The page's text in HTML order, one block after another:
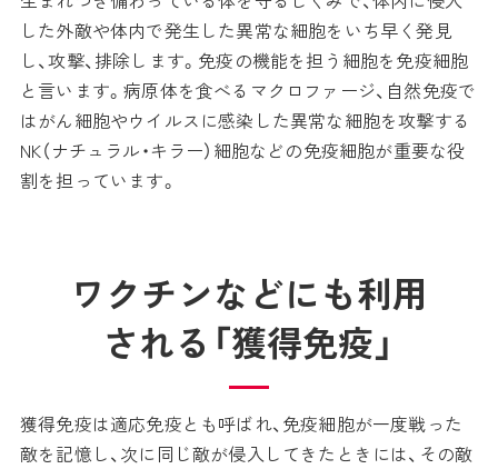
した外敵や体内で発生した異常な細胞をいち早く発見
し、攻撃、排除します。免疫の機能を担う細胞を免疫細胞
と言います。病原体を食べるマクロファージ、自然免疫で
はがん細胞やウイルスに感染した異常な細胞を攻撃する
NK（ナチュラル・キラー）細胞などの免疫細胞が重要な役
割を担っています。
ワクチンなどにも利用
される「獲得免疫」
獲得免疫は適応免疫とも呼ばれ、免疫細胞が一度戦った
敵を記憶し、次に同じ敵が侵入してきたときには、その敵